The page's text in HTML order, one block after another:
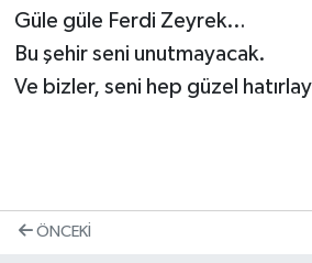
Güle güle Ferdi Zeyrek…
Bu şehir seni unutmayacak.
Ve bizler, seni hep güzel
ÖNCEKI